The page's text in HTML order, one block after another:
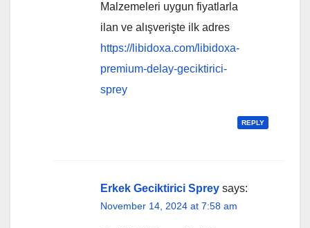
Malzemeleri uygun fiyatlarla
ilan ve alışverişte ilk adres
https://libidoxa.com/libidoxa-
premium-delay-geciktirici-
sprey
REPLY
Erkek Geciktirici Sprey says:
November 14, 2024 at 7:58 am